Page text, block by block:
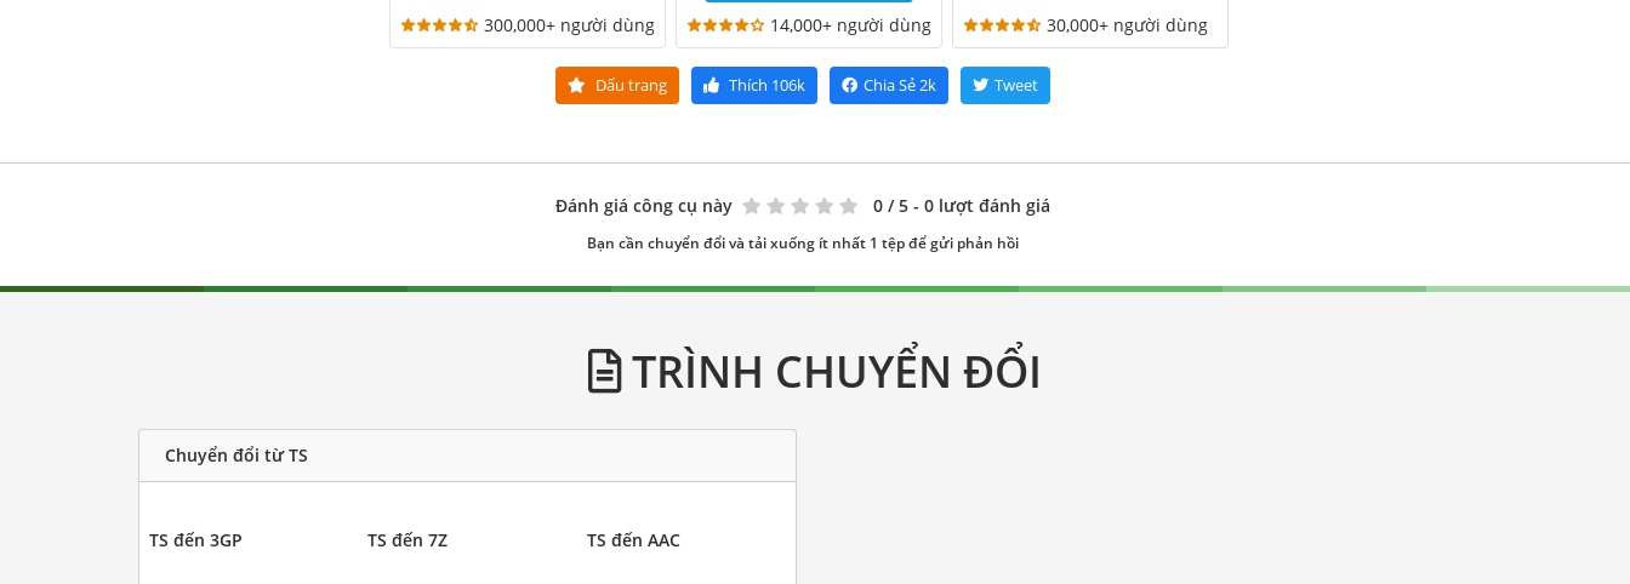
300,000+ người dùng 14,000+ người dùng 30,000+ người dùng
Dấu trang Thích 106k Chia Sẻ2k Tweet
Đánh giá công cụ này 0 / 5 - 0 lượt đánh giá
Bạn cần chuyển đổi và tải xuống ít nhất 1 tệp để gửi phản hồi
TRÌNH CHUYỂN ĐỔI
Chuyển đổi từ TS
TS đến 3GP TS đến 7Z TS đến AAC